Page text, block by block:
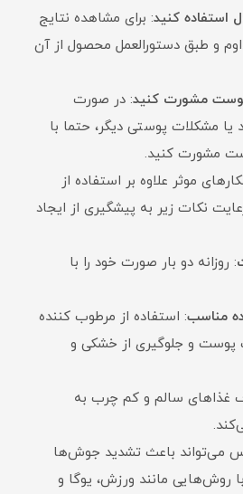
استفاده کنید: برای مشاهده نتایج
و طبق دستورالعمل محصول از آن
مشورت کنید: در صورت
مشکلات پوستی دیگر، حتما با
مشورت کنید.
موثر علاوه بر استفاده از
نکات زیر به پیشگیری از ایجاد
: روزانه دو بار صورت خود را با
مناسب: استفاده از مرطوب کننده
و جلوگیری از خشکی و
غذاهای سالم و کم چرب به
می‌تواند باعث تشدید جوش‌ها
روش‌هایی مانند ورزش، یوگا و